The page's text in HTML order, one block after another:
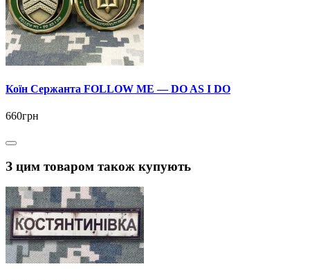
Коїн Сержанта FOLLOW ME — DO AS I DO
660грн
З цим товаром також купують